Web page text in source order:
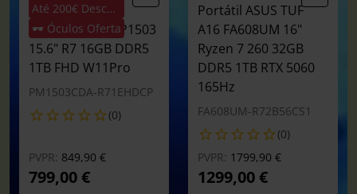
Até 200€ Desconto
🕶️ Óculos Oferta
Portátil ASUS
Expertbook P1 P1503
15.6" R7 16GB DDR5
1TB FHD W11Pro
PM1503CDA-R71EHDCP
(0)
PVPR: Preço reduzido de
849,90 €para
799,00 €
Portátil ASUS TUF
A16 FA608UM 16"
Ryzen 7 260 32GB
DDR5 1TB RTX 5060
165Hz
FA608UM-R72B56CS1
(0)
PVPR: Preço reduzido de
1799,90 €para
1299,00 €